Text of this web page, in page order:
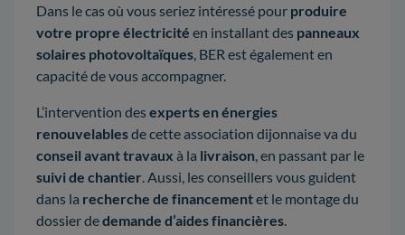
Dans le cas où vous seriez intéressé pour produire
votre propre électricité en installant des panneaux
solaires photovoltaïques , BER est également en
capacité de vous accompagner.
L’intervention desexperts en énergies
renouvelablesde cette association dijonnaise va du
conseil avant travaux à la livraison , en passant par le
suivi de chantier . Aussi, les conseillers vous guident
dans la recherche de financementet le montage du
dossier dedemande d’aides financières